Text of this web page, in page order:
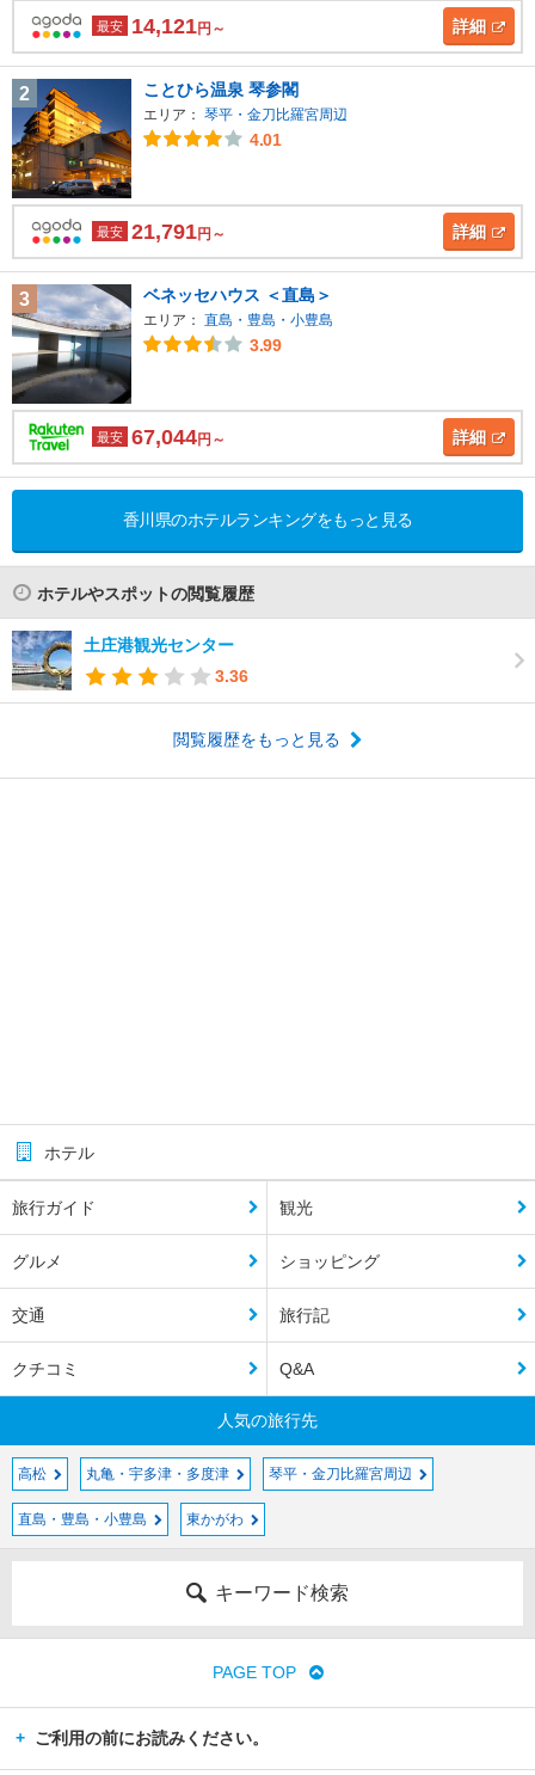
最安 14,121円～ 詳細
2 ことひら温泉 琴参閣
エリア： 琴平・金刀比羅宮周辺
4.01
最安 21,791円～ 詳細
3 ベネッセハウス ＜直島＞
エリア： 直島・豊島・小豊島
3.99
最安 67,044円～ 詳細
香川県のホテルランキングをもっと見る
ホテルやスポットの閲覧履歴
土庄港観光センター
3.36
閲覧履歴をもっと見る
ホテル
旅行ガイド 観光
グルメ ショッピング
交通 旅行記
クチコミ Q&A
人気の旅行先
高松 丸亀・宇多津・多度津 琴平・金刀比羅宮周辺
直島・豊島・小豊島 東かがわ
キーワード検索
PAGE TOP
ご利用の前にお読みください。